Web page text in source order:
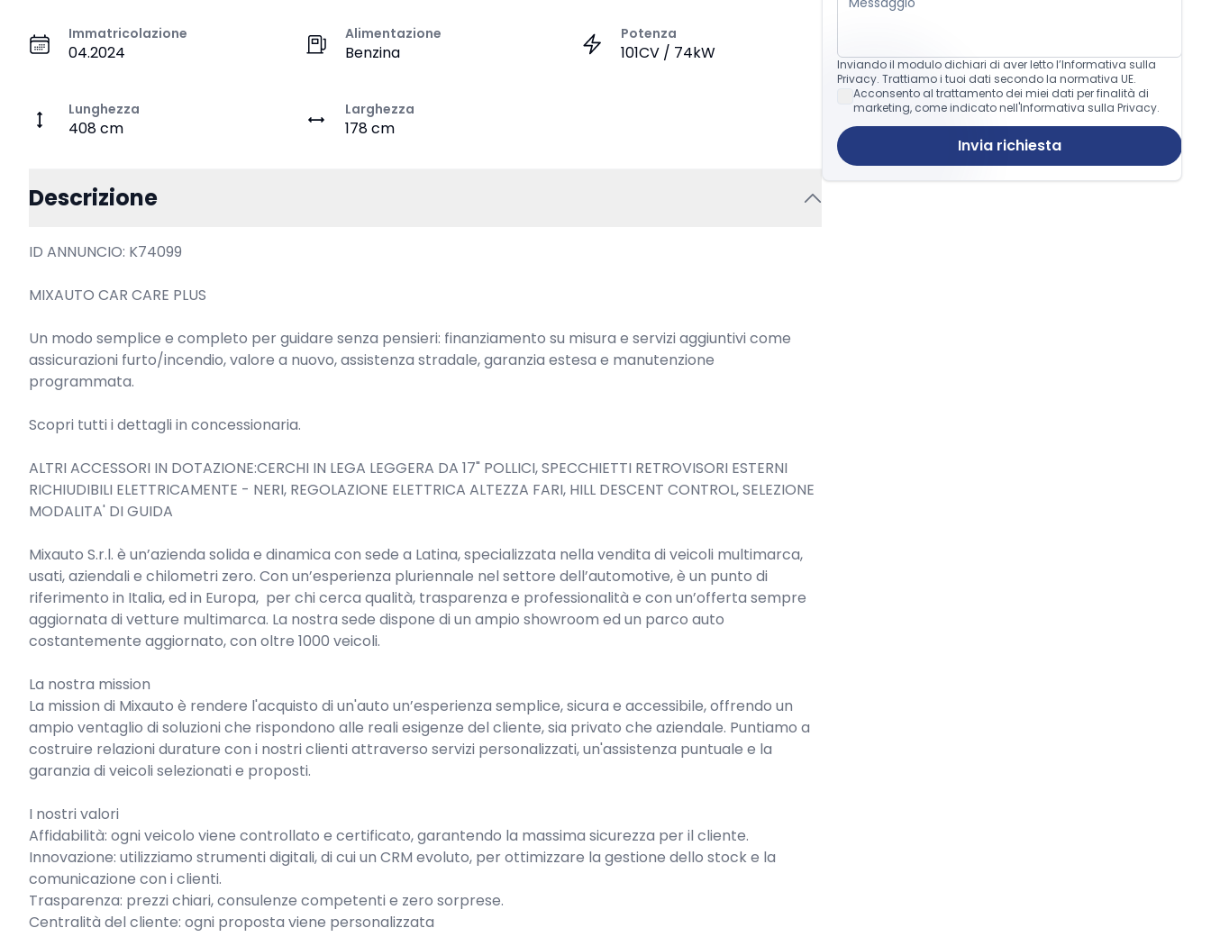
Immatricolazione
04.2024
Alimentazione
Benzina
Potenza
101CV / 74kW
Lunghezza
408 cm
Larghezza
178 cm
Descrizione
ID ANNUNCIO: K74099
MIXAUTO CAR CARE PLUS
Un modo semplice e completo per guidare senza pensieri: finanziamento su misura e servizi aggiuntivi come
assicurazioni furto/incendio, valore a nuovo, assistenza stradale, garanzia estesa e manutenzione
programmata.
Scopri tutti i dettagli in concessionaria.
ALTRI ACCESSORI IN DOTAZIONE:CERCHI IN LEGA LEGGERA DA 17" POLLICI, SPECCHIETTI RETROVISORI ESTERNI
RICHIUDIBILI ELETTRICAMENTE - NERI, REGOLAZIONE ELETTRICA ALTEZZA FARI, HILL DESCENT CONTROL, SELEZIONE
MODALITA' DI GUIDA
Mixauto S.r.l. è un’azienda solida e dinamica con sede a Latina, specializzata nella vendita di veicoli multimarca,
usati, aziendali e chilometri zero. Con un’esperienza pluriennale nel settore dell’automotive, è un punto di
riferimento in Italia, ed in Europa,  per chi cerca qualità, trasparenza e professionalità e con un’offerta sempre
aggiornata di vetture multimarca. La nostra sede dispone di un ampio showroom ed un parco auto
costantemente aggiornato, con oltre 1000 veicoli.
La nostra mission
La mission di Mixauto è rendere l'acquisto di un'auto un’esperienza semplice, sicura e accessibile, offrendo un
ampio ventaglio di soluzioni che rispondono alle reali esigenze del cliente, sia privato che aziendale. Puntiamo a
costruire relazioni durature con i nostri clienti attraverso servizi personalizzati, un'assistenza puntuale e la
garanzia di veicoli selezionati e proposti.
I nostri valori
Affidabilità: ogni veicolo viene controllato e certificato, garantendo la massima sicurezza per il cliente.
Innovazione: utilizziamo strumenti digitali, di cui un CRM evoluto, per ottimizzare la gestione dello stock e la
comunicazione con i clienti.
Trasparenza: prezzi chiari, consulenze competenti e zero sorprese.
Centralità del cliente: ogni proposta viene personalizzata
Inviando il modulo dichiari di aver letto l’Informativa sulla
Privacy. Trattiamo i tuoi dati secondo la normativa UE.
Acconsento al trattamento dei miei dati per finalità di
marketing, come indicato nell'Informativa sulla Privacy.
Invia richiesta